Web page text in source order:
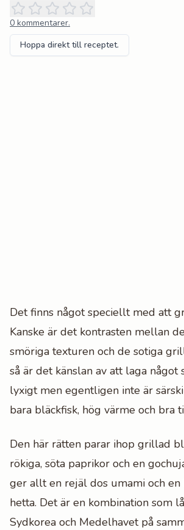
0 kommentarer.
Hoppa direkt till receptet.
Det finns något speciellt med att
Kanske är det kontrasten mellan
smöriga texturen och de sotiga
så är det känslan av att laga något
lyxigt men egentligen inte är
bara bläckfisk, hög värme och bra
Den här rätten parar ihop grillad
rökiga, söta paprikor och en
ger allt en rejäl dos umami och
hetta. Det är en kombination som
Sydkorea och Medelhavet på